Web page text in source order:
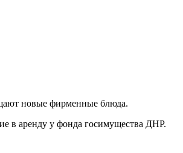
новые фирменные блюда.
в аренду у фонда госимущества ДНР.